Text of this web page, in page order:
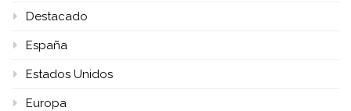
Destacado
España
Estados Unidos
Europa